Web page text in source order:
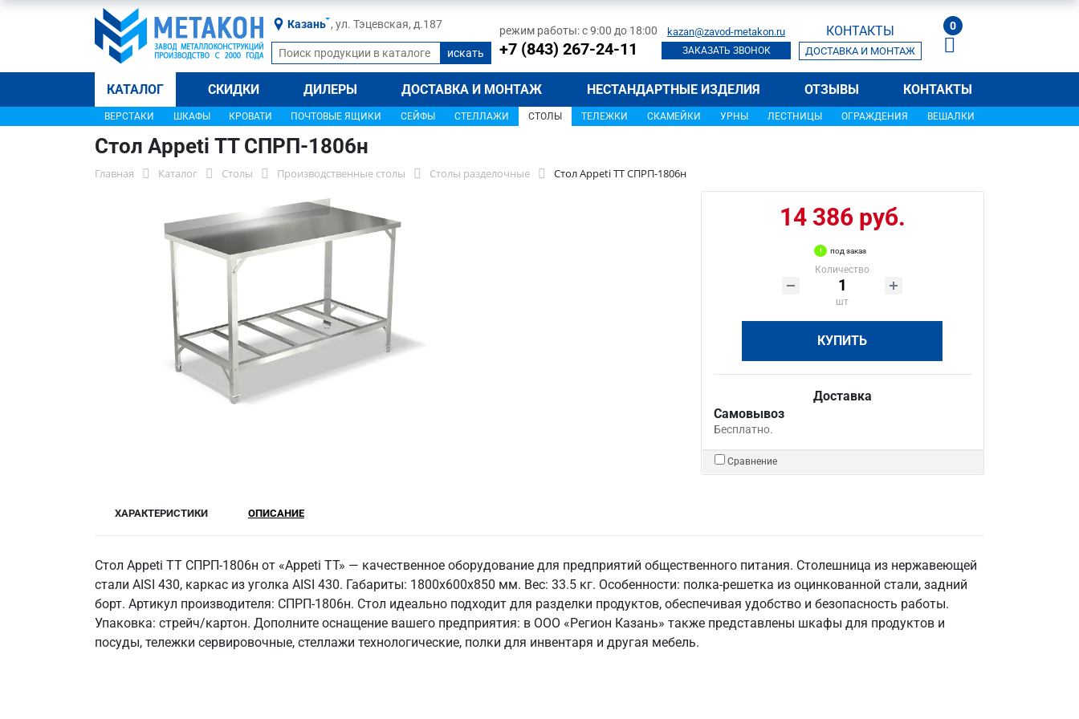
Казань , ул. Тэцевская, д.187 режим работы: с 9:00 до 18:00
+7 (843) 267-24-11
kazan@zavod-metakon.ru
ЗАКАЗАТЬ ЗВОНОК
КОНТАКТЫ
ДОСТАВКА И МОНТАЖ
0
КАТАЛОГ СКИДКИ ДИЛЕРЫ ДОСТАВКА И МОНТАЖ НЕСТАНДАРТНЫЕ ИЗДЕЛИЯ ОТЗЫВЫ КОНТАКТЫ
ВЕРСТАКИ ШКАФЫ КРОВАТИ ПОЧТОВЫЕ ЯЩИКИ СЕЙФЫ СТЕЛЛАЖИ СТОЛЫ ТЕЛЕЖКИ СКАМЕЙКИ УРНЫ ЛЕСТНИЦЫ ОГРАЖДЕНИЯ ВЕШАЛКИ
Стол Appeti ТТ СПРП-1806н
Главная Каталог Столы Производственные столы Столы разделочные Стол Appeti ТТ СПРП-1806н
14 386 руб.
под заказ
Количество
шт
КУПИТЬ
Доставка
Самовывоз
Бесплатно.
Сравнение
ХАРАКТЕРИСТИКИ ОПИСАНИЕ
Стол Appeti ТТ СПРП-1806н от «Appeti ТТ» — качественное оборудование для предприятий общественного питания. Столешница из нержавеющей
стали AISI 430, каркас из уголка AISI 430. Габариты: 1800x600x850 мм. Вес: 33.5 кг. Особенности: полка-решетка из оцинкованной стали, задний
борт. Артикул производителя: СПРП-1806н. Стол идеально подходит для разделки продуктов, обеспечивая удобство и безопасность работы.
Упаковка: стрейч/картон. Дополните оснащение вашего предприятия: в ООО «Регион Казань» также представлены шкафы для продуктов и
посуды, тележки сервировочные, стеллажи технологические, полки для инвентаря и другая мебель.